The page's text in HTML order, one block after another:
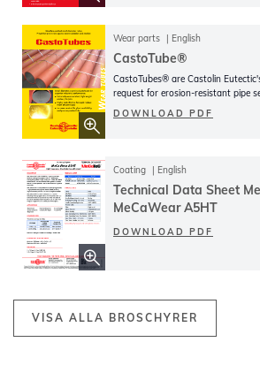
VISA ALLA BROSCHYRER
Wear parts English
CastoTube®
CastoTubes® are Castolin
request for erosion-resistant pipe
DOWNLOAD PDF
Coating English
Technical Data Sheet
MeCaWear A5HT
DOWNLOAD PDF